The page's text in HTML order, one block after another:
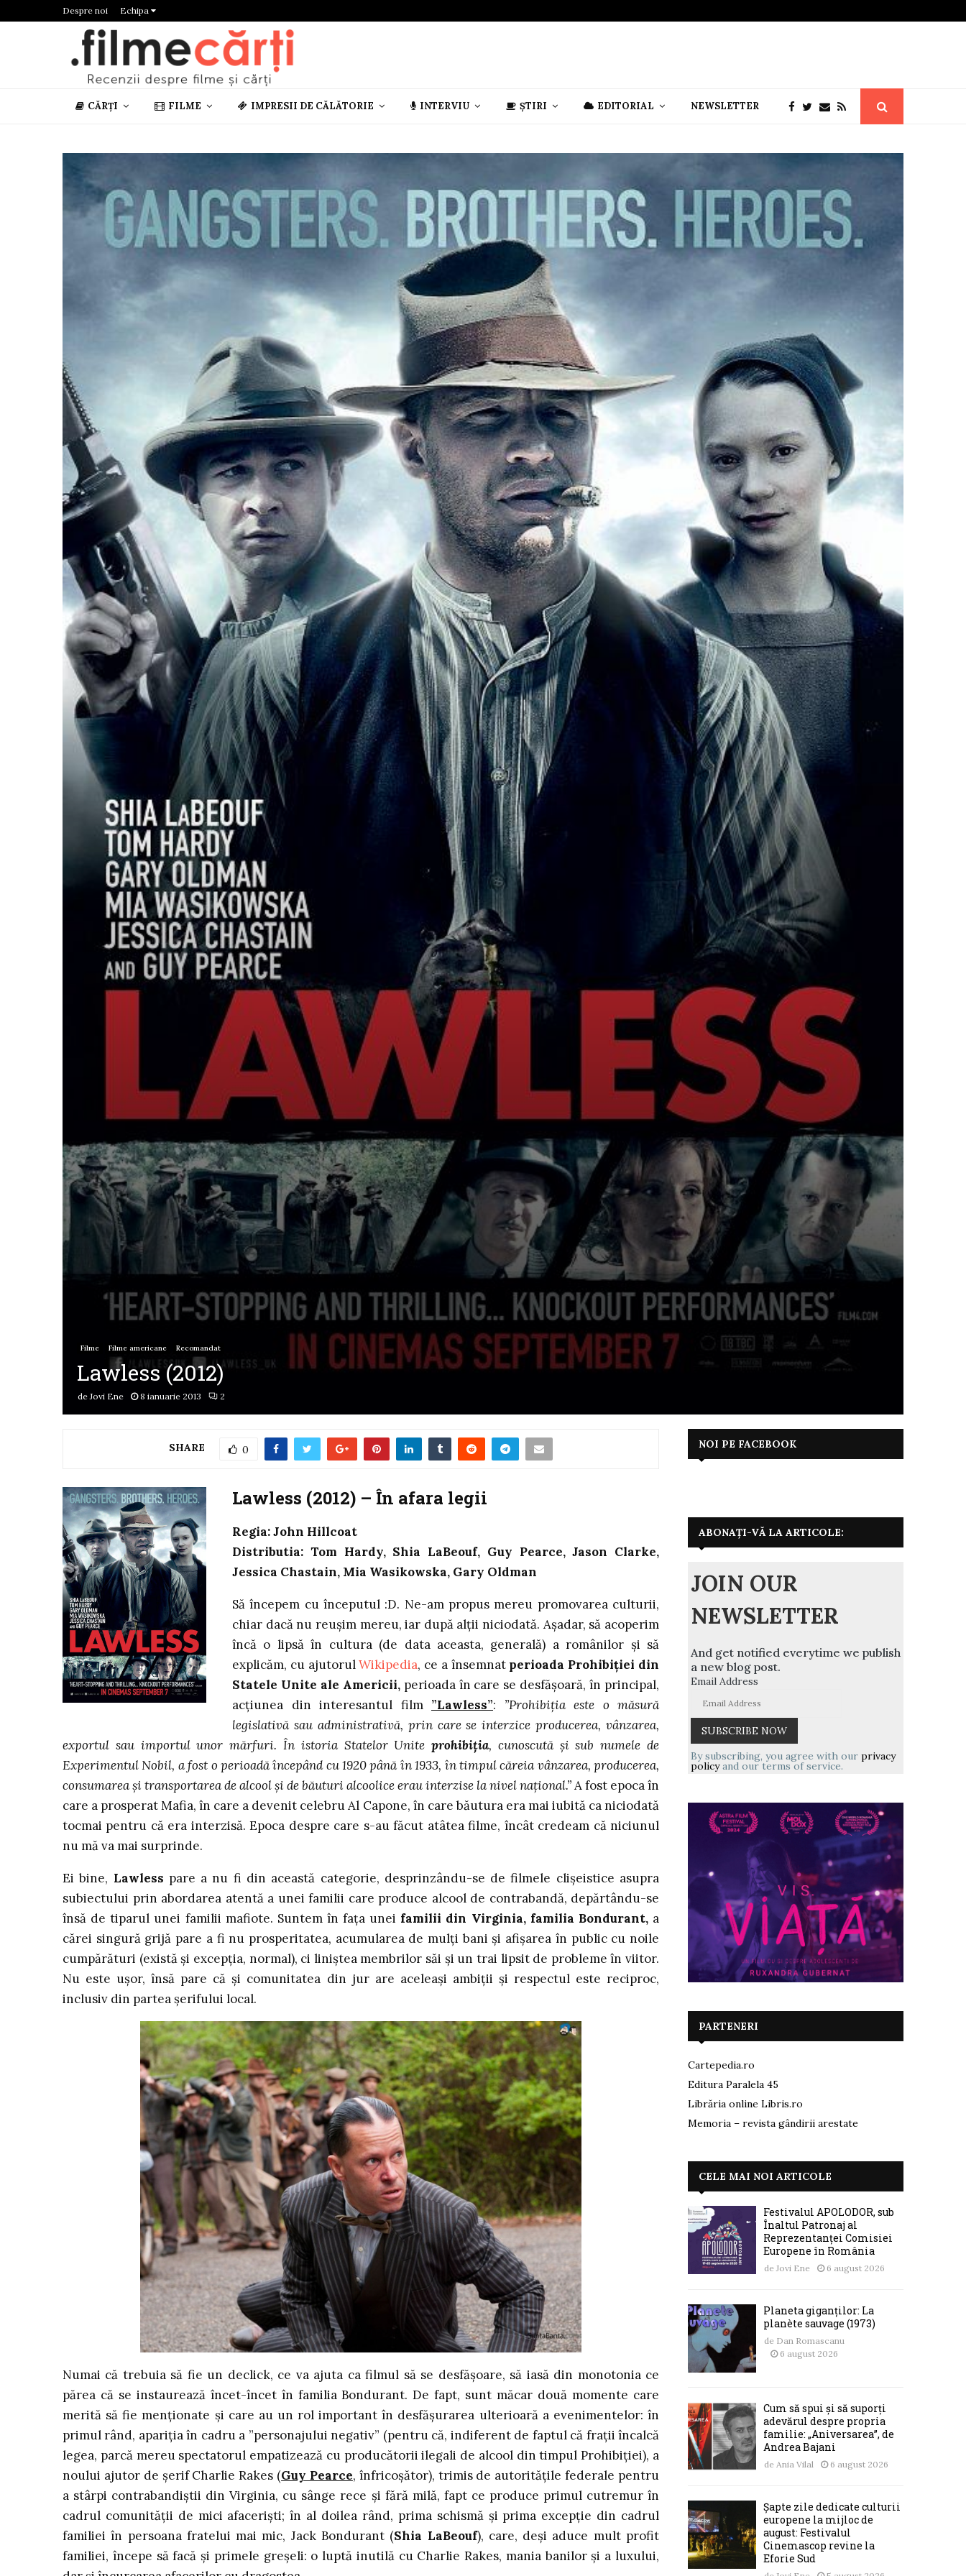
Despre noi Echipa
CĂRȚI FILME IMPRESII DE CĂLĂTORIE INTERVIU ȘTIRI EDITORIAL NEWSLETTER
Filme Filme americane Recomandat
Lawless (2012)
de Jovi Ene 8 ianuarie 2013 2
SHARE 0
Lawless (2012) – În afara legii
Regia: John Hillcoat
Distributia: Tom Hardy, Shia LaBeouf, Guy Pearce, Jason Clarke,
Jessica Chastain, Mia Wasikowska, Gary Oldman
Să începem cu începutul :D. Ne-am propus mereu promovarea culturii,
chiar dacă nu reușim mereu, iar după alții niciodată. Așadar, să acoperim
încă o lipsă în cultura (de data aceasta, generală) a românilor și să
explicăm, cu ajutorulWikipedia, ce a însemnatperioada Prohibiției din
Statele Unite ale Americii, perioada în care se desfășoară, în principal,
acțiunea din interesantul film ”Lawless”: ”Prohibiția este o măsură
legislativă sau administrativă, prin care se interzice producerea, vânzarea,
exportul sau importul unor mărfuri. În istoria Statelor Uniteprohibiția, cunoscută și sub numele de
Experimentul Nobil, a fost o perioadă începând cu 1920 până în 1933, în timpul căreia vânzarea, producerea,
consumarea și transportarea de alcool și de băuturi alcoolice erau interzise la nivel național.”A fost epoca în
care a prosperat Mafia, în care a devenit celebru Al Capone, în care băutura era mai iubită ca niciodată
tocmai pentru că era interzisă. Epoca despre care s-au făcut atâtea filme, încât credeam că niciunul
nu mă va mai surprinde.
Ei bine, Lawless pare a nu fi din această categorie, desprinzându-se de filmele clișeistice asupra
subiectului prin abordarea atentă a unei familii care produce alcool de contrabandă, depărtându-se
însă de tiparul unei familii mafiote. Suntem în fața unei familii din Virginia, familia Bondurant,a
cărei singură grijă pare a fi nu prosperitatea, acumularea de mulți bani și afișarea în public cu noile
cumpărături (există și excepția, normal), ci liniștea membrilor săi și un trai lipsit de probleme în viitor.
Nu este ușor, însă pare că și comunitatea din jur are aceleași ambiții și respectul este reciproc,
inclusiv din partea șerifului local.
Numai că trebuia să fie un declick, ce va ajuta ca filmul să se desfășoare, să iasă din monotonia ce
părea că se instaurează încet-încet în familia Bondurant. De fapt, sunt măcar două momente care
merită să fie menționate și care au un rol important în desfășurarea ulterioară a evenimentelor: în
primul rând, apariția în cadru a ”personajului negativ” (pentru că, indiferent de faptul că frații încalcă
legea, parcă mereu spectatorul empatizează cu producătorii ilegali de alcool din timpul Prohibiției), a
noului ajutor de șerif Charlie Rakes (Guy Pearce, înfricoșător), trimis de autoritățile federale pentru
a stârpi contrabandiștii din Virginia, cu sânge rece și fără milă, fapt ce produce primul cutremur în
cadrul comunității de mici afaceriști; în al doilea rând, prima schismă și prima excepție din cadrul
familiei în persoana fratelui mai mic, Jack Bondurant (Shia LaBeouf), care, deși aduce mult profit
familiei, începe să facă și primele greșeli: o luptă inutilă cu Charlie Rakes, mania banilor și a luxului,
NOI PE FACEBOOK
ABONAȚI-VĂ LA ARTICOLE:
JOIN OUR
NEWSLETTER
And get notified everytime we publish
a new blog post.
Email Address
By subscribing, you agree with our privacy
policyand our terms of service.
PARTENERI
Cartepedia.ro
Editura Paralela 45
Librăria online Libris.ro
Memoria – revista gândirii arestate
CELE MAI NOI ARTICOLE
Festivalul APOLODOR, sub
Înaltul Patronaj al
Reprezentanței Comisiei
Europene în România
de Jovi Ene 6 august 2026
Planeta giganților: La
planète sauvage (1973)
de Dan Romascanu
6 august 2026
Cum să spui și să suporți
adevărul despre propria
familie: „Aniversarea”, de
Andrea Bajani
de Ania Vilal 6 august 2026
Șapte zile dedicate culturii
europene la mijloc de
august: Festivalul
Cinemascop revine la
Eforie Sud